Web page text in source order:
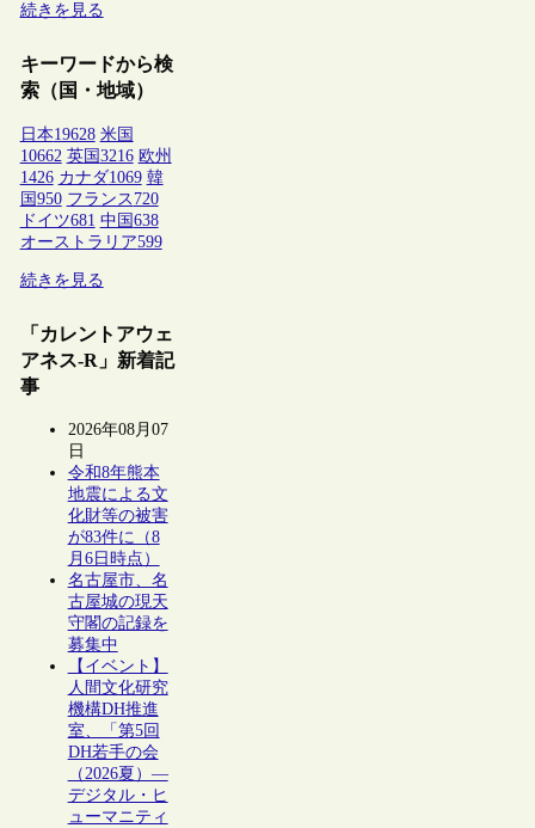
続きを見る
キーワードから検
索（国・地域）
日本19628 米国
10662 英国3216 欧州
1426 カナダ1069 韓
国950 フランス 720
ドイツ681 中国638
オーストラリア599
続きを見る
「カレントアウェ
アネス-R」新着記
事
2026年08月07
日
令和8年熊本
地震による文
化財等の被害
が83件に（8
月6日時点）
名古屋市、名
古屋城の現天
守閣の記録を
募集中
【イベント】
人間文化研究
機構DH推進
室、「第5回
DH若手の会
（2026夏）―
デジタル・ヒ
ューマニティ